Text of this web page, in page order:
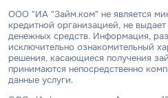
ООО "ИА "Займ.ком" не является
кредитной организацией, не
денежных средств. Информация,
исключительно ознакомительный
решения, касающиеся получения
принимаются непосредственно
данные услуги.